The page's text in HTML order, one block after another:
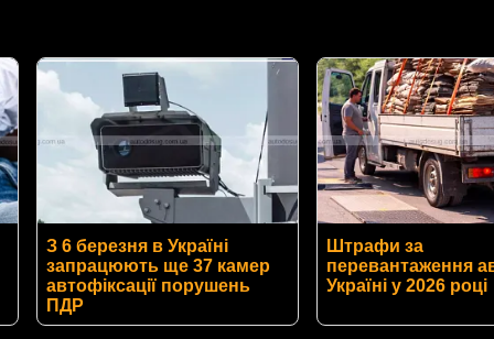
З 6 березня в Україні
запрацюють ще 37 камер
автофіксації порушень
ПДР
Штрафи за
перевантаження
Україні у 2026 році